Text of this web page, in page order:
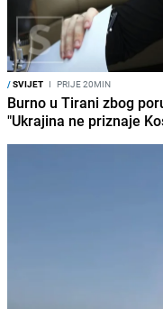
/SVIJET I PRIJE 20MIN
Burno u Tirani zbog
"Ukrajina ne priznaje